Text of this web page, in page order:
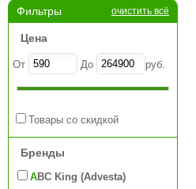
Фильтры очистить всё
Цена
От До руб.
Товары со скидкой
Бренды
ABC King (Advesta)